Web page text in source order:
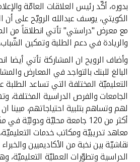
ماليزيا
تركيا
مصر
المملكة المتحدة
مملكة البحرين
بدوره، أكّد رئيس العلاقات العامّة
الكويتي، يوسف عبدالله الرويّح على أن
مع معرض "دراستي" تأتي انطلاقاً من
والريادة في دعم الطلبة وتمكين الشّباب.
وأضاف الرويح ان المشاركة تأتي أيضا
البالغ للبنك بالتواجد في المعارض
التعليميّة المختلفة التي تساعد
الجامعات والفرص الدراسية المختلفة،
لهم وتساهم بتلبية احتياجاتهم،
أكثر من 120 جامعة محليّة
معاهد تدريبيّة ومكاتب خدمات
نقاشيّة بين نخبة من الأكاديميين
الدراسية وتطوّرات العمليّة التعليميّة،